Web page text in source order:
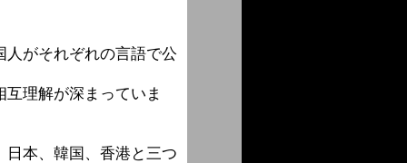
がそれぞれの言語で公
理解が深まっていま
日本、韓国、香港と三つ